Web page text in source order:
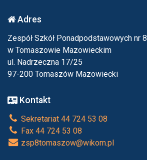
Adres
Zespół Szkół Ponadpodstawowych nr 8
w Tomaszowie Mazowieckim
ul. Nadrzeczna 17/25
97-200 Tomaszów Mazowiecki
Kontakt
Sekretariat 44 724 53 08
Fax 44 724 53 08
zsp8tomaszow@wikom.pl